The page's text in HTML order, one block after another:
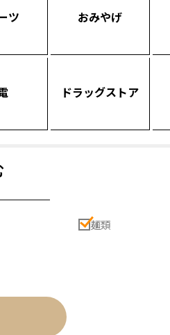
ツ おみやげ
ドラッグストア
麺類